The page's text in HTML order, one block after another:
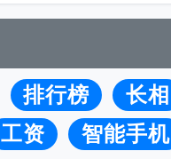
排行榜 长相
工资 智能手机